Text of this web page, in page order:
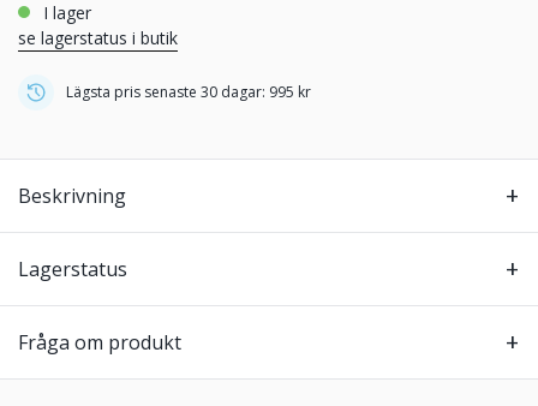
i lager
se lagerstatus i butik
Lägsta pris senaste 30 dagar: 995 kr
Beskrivning
Lagerstatus
Fråga om produkt